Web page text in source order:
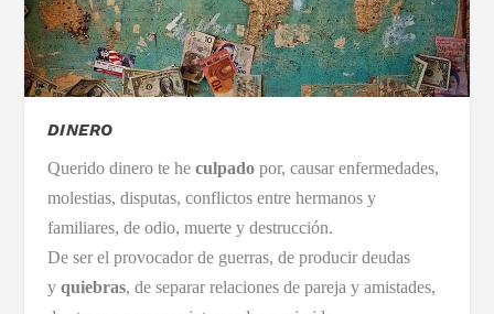
DINERO
Querido dinero te he culpadopor, causar enfermedades,
molestias, disputas, conflictos entre hermanos y
familiares, de odio, muerte y destrucción.
De ser el provocador de guerras, de producir deudas
y quiebras, de separar relaciones de pareja y amistades,